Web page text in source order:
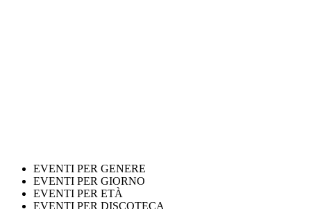
EVENTI PER GENERE
EVENTI PER GIORNO
EVENTI PER ETÀ
EVENTI PER DISCOTECA